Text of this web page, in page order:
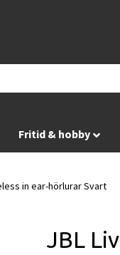
Fritid & hobby
in ear-hörlurar Svart
JBL